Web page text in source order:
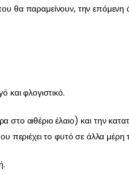
θα παραμείνουν, την επόμενη
και φλογιστικό.
στο αιθέριο έλαιο) και την
περιέχει το φυτό σε άλλα